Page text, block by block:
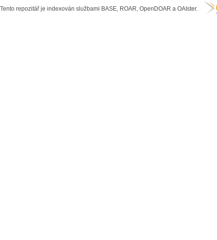
Tento repozitář je indexován službami BASE, ROAR, OpenDOAR a OAIster.